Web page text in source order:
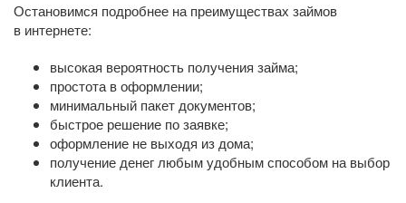
Остановимся подробнее на преимуществах займов
в интернете:
высокая вероятность получения займа;
простота в оформлении;
минимальный пакет документов;
быстрое решение по заявке;
оформление не выходя из дома;
получение денег любым удобным способом на выбор
клиента.